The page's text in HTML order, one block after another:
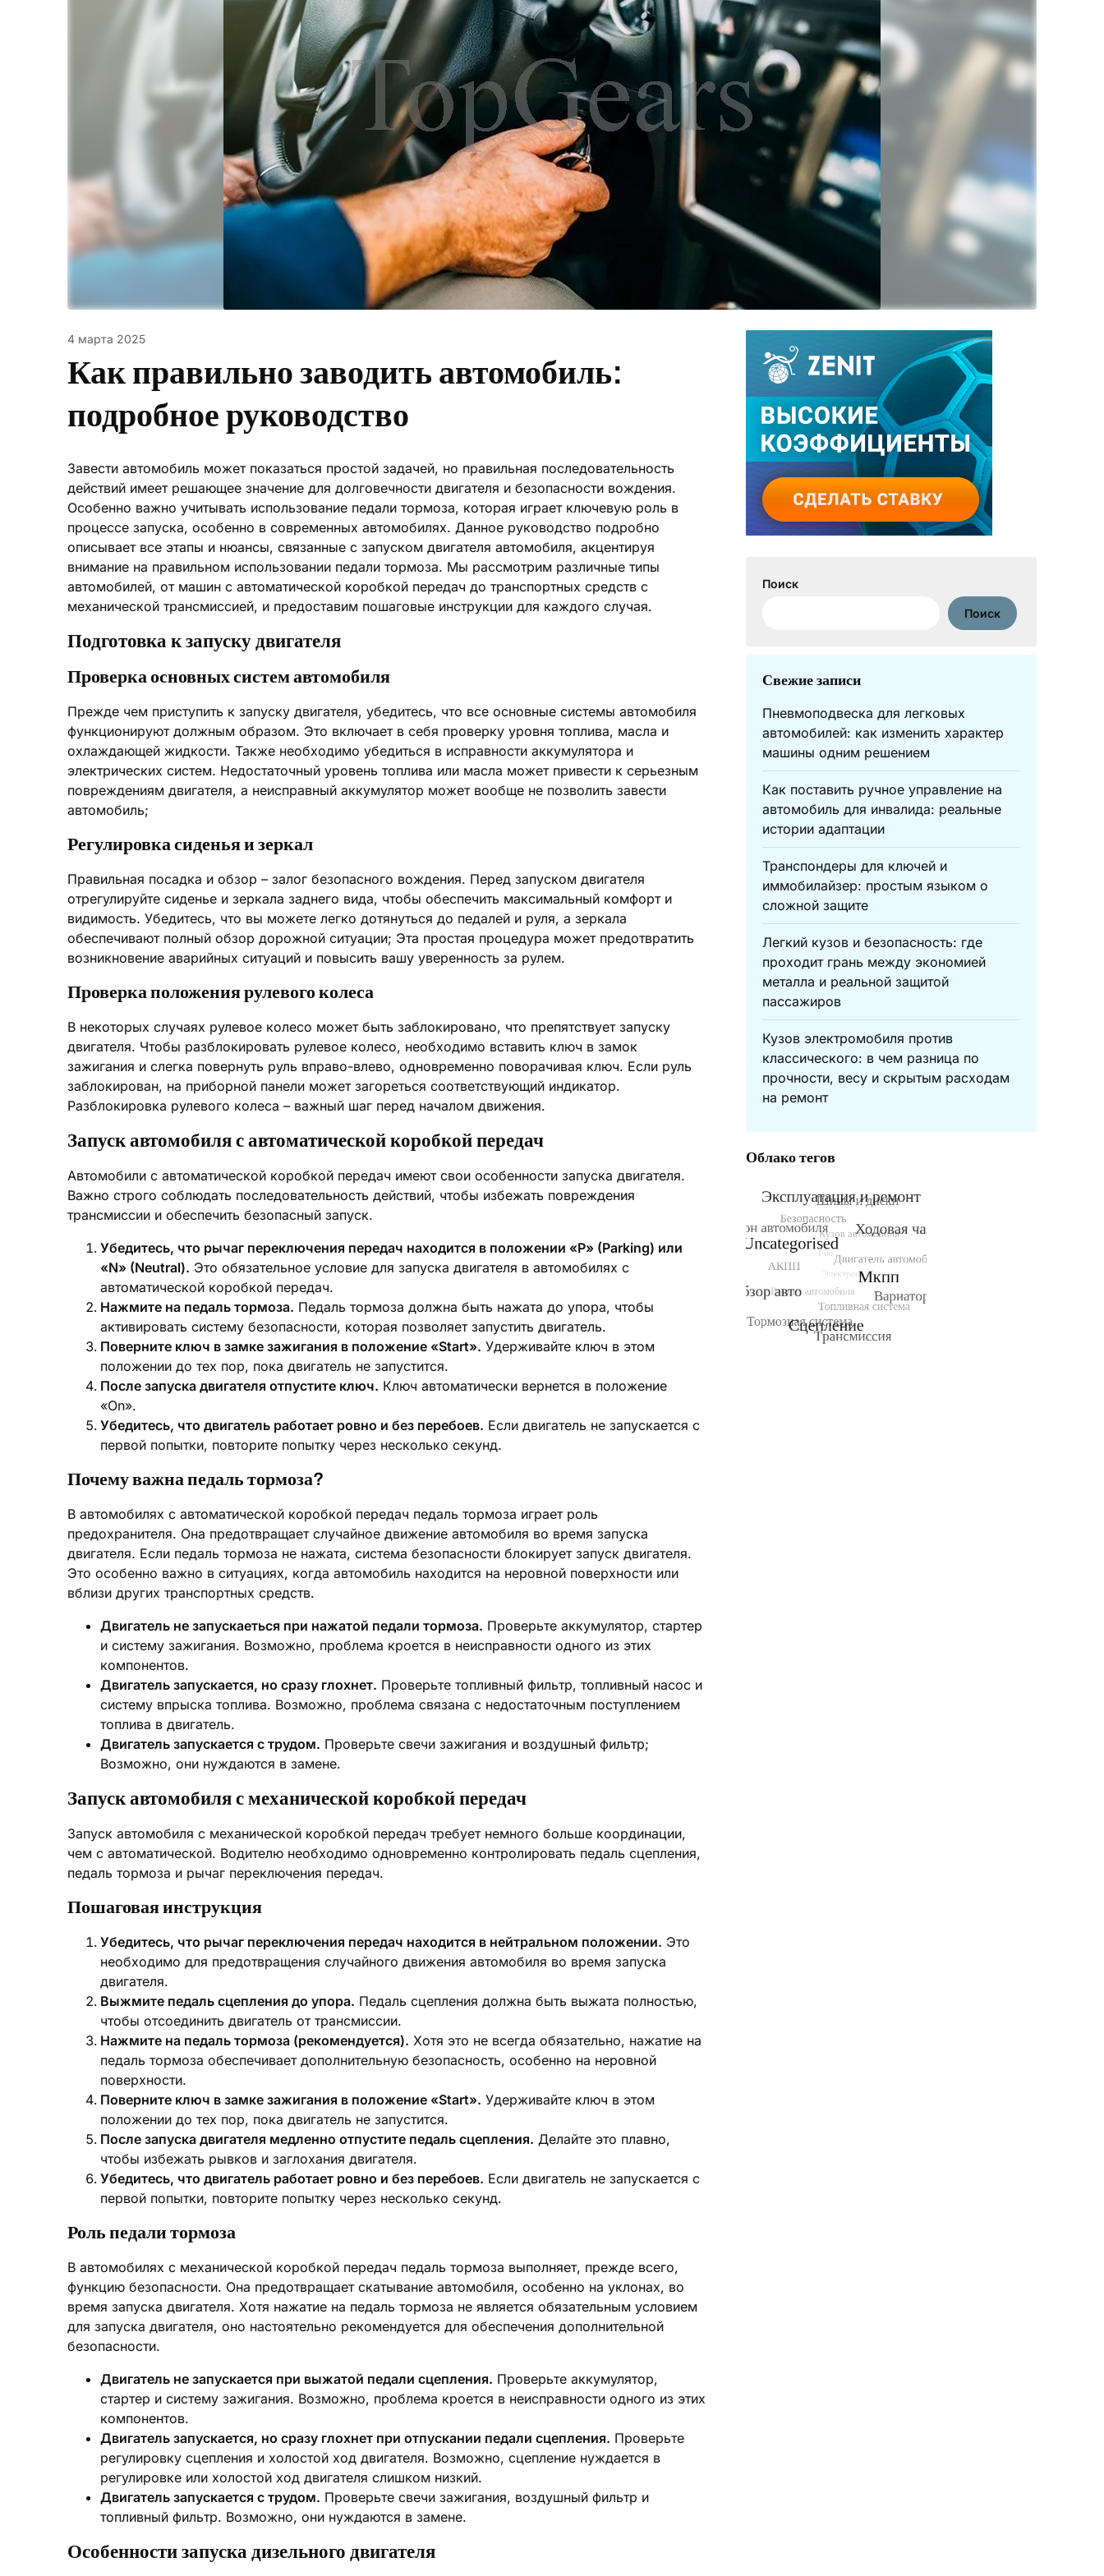
4 марта 2025
Как правильно заводить автомобиль:
подробное руководство
Завести автомобиль может показаться простой задачей, но правильная последовательность
действий имеет решающее значение для долговечности двигателя и безопасности вождения.
Особенно важно учитывать использование педали тормоза, которая играет ключевую роль в
процессе запуска, особенно в современных автомобилях. Данное руководство подробно
описывает все этапы и нюансы, связанные с запуском двигателя автомобиля, акцентируя
внимание на правильном использовании педали тормоза. Мы рассмотрим различные типы
автомобилей, от машин с автоматической коробкой передач до транспортных средств с
механической трансмиссией, и предоставим пошаговые инструкции для каждого случая.
Подготовка к запуску двигателя
Проверка основных систем автомобиля
Прежде чем приступить к запуску двигателя, убедитесь, что все основные системы автомобиля
функционируют должным образом. Это включает в себя проверку уровня топлива, масла и
охлаждающей жидкости. Также необходимо убедиться в исправности аккумулятора и
электрических систем. Недостаточный уровень топлива или масла может привести к серьезным
повреждениям двигателя, а неисправный аккумулятор может вообще не позволить завести
автомобиль;
Регулировка сиденья и зеркал
Правильная посадка и обзор – залог безопасного вождения. Перед запуском двигателя
отрегулируйте сиденье и зеркала заднего вида, чтобы обеспечить максимальный комфорт и
видимость. Убедитесь, что вы можете легко дотянуться до педалей и руля, а зеркала
обеспечивают полный обзор дорожной ситуации; Эта простая процедура может предотвратить
возникновение аварийных ситуаций и повысить вашу уверенность за рулем.
Проверка положения рулевого колеса
В некоторых случаях рулевое колесо может быть заблокировано, что препятствует запуску
двигателя. Чтобы разблокировать рулевое колесо, необходимо вставить ключ в замок
зажигания и слегка повернуть руль вправо-влево, одновременно поворачивая ключ. Если руль
заблокирован, на приборной панели может загореться соответствующий индикатор.
Разблокировка рулевого колеса – важный шаг перед началом движения.
Запуск автомобиля с автоматической коробкой передач
Автомобили с автоматической коробкой передач имеют свои особенности запуска двигателя.
Важно строго соблюдать последовательность действий, чтобы избежать повреждения
трансмиссии и обеспечить безопасный запуск.
Убедитесь, что рычаг переключения передач находится в положении «P» (Parking) или
«N» (Neutral). Это обязательное условие для запуска двигателя в автомобилях с
автоматической коробкой передач.
Нажмите на педаль тормоза. Педаль тормоза должна быть нажата до упора, чтобы
активировать систему безопасности, которая позволяет запустить двигатель.
Поверните ключ в замке зажигания в положение «Start». Удерживайте ключ в этом
положении до тех пор, пока двигатель не запустится.
После запуска двигателя отпустите ключ. Ключ автоматически вернется в положение
«On».
Убедитесь, что двигатель работает ровно и без перебоев. Если двигатель не запускается с
первой попытки, повторите попытку через несколько секунд.
Почему важна педаль тормоза?
В автомобилях с автоматической коробкой передач педаль тормоза играет роль
предохранителя. Она предотвращает случайное движение автомобиля во время запуска
двигателя. Если педаль тормоза не нажата, система безопасности блокирует запуск двигателя.
Это особенно важно в ситуациях, когда автомобиль находится на неровной поверхности или
вблизи других транспортных средств.
Двигатель не запускаеться при нажатой педали тормоза. Проверьте аккумулятор, стартер
и систему зажигания. Возможно, проблема кроется в неисправности одного из этих
компонентов.
Двигатель запускается, но сразу глохнет. Проверьте топливный фильтр, топливный насос и
систему впрыска топлива. Возможно, проблема связана с недостаточным поступлением
топлива в двигатель.
Двигатель запускается с трудом. Проверьте свечи зажигания и воздушный фильтр;
Возможно, они нуждаются в замене.
Запуск автомобиля с механической коробкой передач
Запуск автомобиля с механической коробкой передач требует немного больше координации,
чем с автоматической. Водителю необходимо одновременно контролировать педаль сцепления,
педаль тормоза и рычаг переключения передач.
Пошаговая инструкция
Убедитесь, что рычаг переключения передач находится в нейтральном положении. Это
необходимо для предотвращения случайного движения автомобиля во время запуска
двигателя.
Выжмите педаль сцепления до упора. Педаль сцепления должна быть выжата полностью,
чтобы отсоединить двигатель от трансмиссии.
Нажмите на педаль тормоза (рекомендуется). Хотя это не всегда обязательно, нажатие на
педаль тормоза обеспечивает дополнительную безопасность, особенно на неровной
поверхности.
Поверните ключ в замке зажигания в положение «Start». Удерживайте ключ в этом
положении до тех пор, пока двигатель не запустится.
После запуска двигателя медленно отпустите педаль сцепления. Делайте это плавно,
чтобы избежать рывков и заглохания двигателя.
Убедитесь, что двигатель работает ровно и без перебоев. Если двигатель не запускается с
первой попытки, повторите попытку через несколько секунд.
Роль педали тормоза
В автомобилях с механической коробкой передач педаль тормоза выполняет, прежде всего,
функцию безопасности. Она предотвращает скатывание автомобиля, особенно на уклонах, во
время запуска двигателя. Хотя нажатие на педаль тормоза не является обязательным условием
для запуска двигателя, оно настоятельно рекомендуется для обеспечения дополнительной
безопасности.
Двигатель не запускается при выжатой педали сцепления. Проверьте аккумулятор,
стартер и систему зажигания. Возможно, проблема кроется в неисправности одного из этих
компонентов.
Двигатель запускается, но сразу глохнет при отпускании педали сцепления. Проверьте
регулировку сцепления и холостой ход двигателя. Возможно, сцепление нуждается в
регулировке или холостой ход двигателя слишком низкий.
Двигатель запускается с трудом. Проверьте свечи зажигания, воздушный фильтр и
топливный фильтр. Возможно, они нуждаются в замене.
Особенности запуска дизельного двигателя
Поиск
Поиск
Свежие записи
Пневмоподвеска для легковых
автомобилей: как изменить характер
машины одним решением
Как поставить ручное управление на
автомобиль для инвалида: реальные
истории адаптации
Транспондеры для ключей и
иммобилайзер: простым языком о
сложной защите
Легкий кузов и безопасность: где
проходит грань между экономией
металла и реальной защитой
пассажиров
Кузов электромобиля против
классического: в чем разница по
прочности, весу и скрытым расходам
на ремонт
Облако тегов